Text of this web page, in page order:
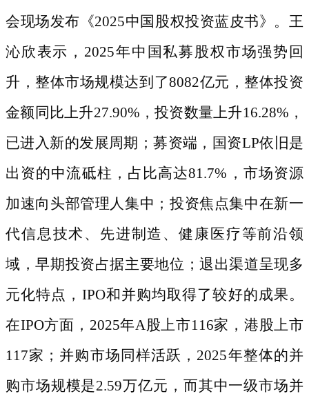
会现场发布《2025中国股权投资蓝皮书》。王
沁欣表示，2025年中国私募股权市场强势回
升，整体市场规模达到了8082亿元，整体投资
金额同比上升27.90%，投资数量上升16.28%，
已进入新的发展周期；募资端，国资LP依旧是
出资的中流砥柱，占比高达81.7%，市场资源
加速向头部管理人集中；投资焦点集中在新一
代信息技术、先进制造、健康医疗等前沿领
域，早期投资占据主要地位；退出渠道呈现多
元化特点，IPO和并购均取得了较好的成果。
在IPO方面，2025年A股上市116家，港股上市
117家；并购市场同样活跃，2025年整体的并
购市场规模是2.59万亿元，而其中一级市场并